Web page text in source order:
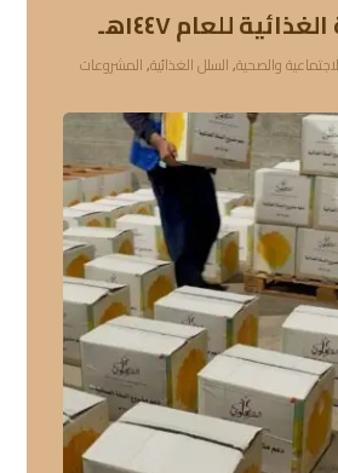
للعام ١٤٤٧هـ
والصحية,السلل الغذائية,المشروعات